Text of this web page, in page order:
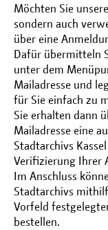
Möchten Sie
sondern auch
über eine
Dafür übermitteln
unter dem
Mailadresse und
für Sie einfach zu
Sie erhalten dann
Mailadresse eine
Stadtarchivs
Verifizierung Ihrer
Im Anschluss
Stadtarchivs
Vorfeld
bestellen.